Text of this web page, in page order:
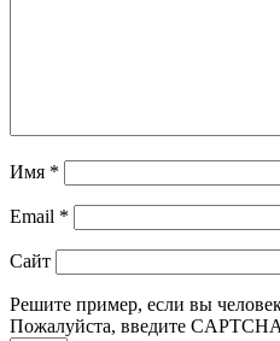
Имя *
Email *
Сайт
Решите пример, если вы
Пожалуйста, введите